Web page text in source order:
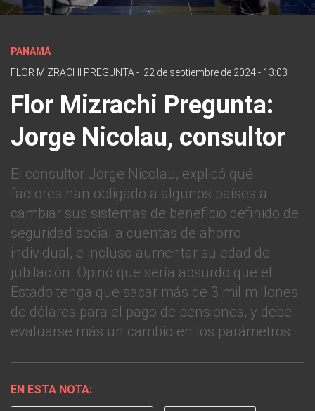
PANAMÁ
FLOR MIZRACHI PREGUNTA - 22 de septiembre de 2024 - 13:03
Flor Mizrachi Pregunta:
Jorge Nicolau, consultor
El consultor Jorge Nicolau, explicó qué
factores han obligado a algunos países a
cambiar sus sistemas de beneficio definido de
seguridad social a cuentas de ahorro
individual, e incluso aumentar su edad de
jubilación. Opinó que sería absurdo que el
Estado tenga que sacar más de 3 mil millones
de dólares para el pago de pensiones, y debe
evaluarse más un cambio en los parámetros.
EN ESTA NOTA: